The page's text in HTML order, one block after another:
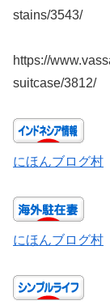
stains/3543/
https://
suitcase/3812/
にほんブログ村
にほんブログ村